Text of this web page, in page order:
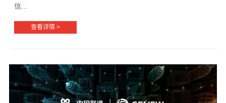
信...
查看详情 >